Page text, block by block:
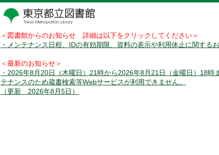
＜図書館からのお知らせ 詳細は以下をクリックしてください＞
・メンテナンス日程、IDの有効期限、資料の表示や利用休止に関する
＜最新のお知らせ＞
・2026年8月20日（木曜日）21時から2026年8月21日（金曜日）18時
テナンスのため蔵書検索等Webサービスが利用できません。
（更新 2026年8月5日）